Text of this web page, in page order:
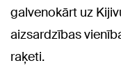
galvenokārt uz
aizsardzības
raķeti.